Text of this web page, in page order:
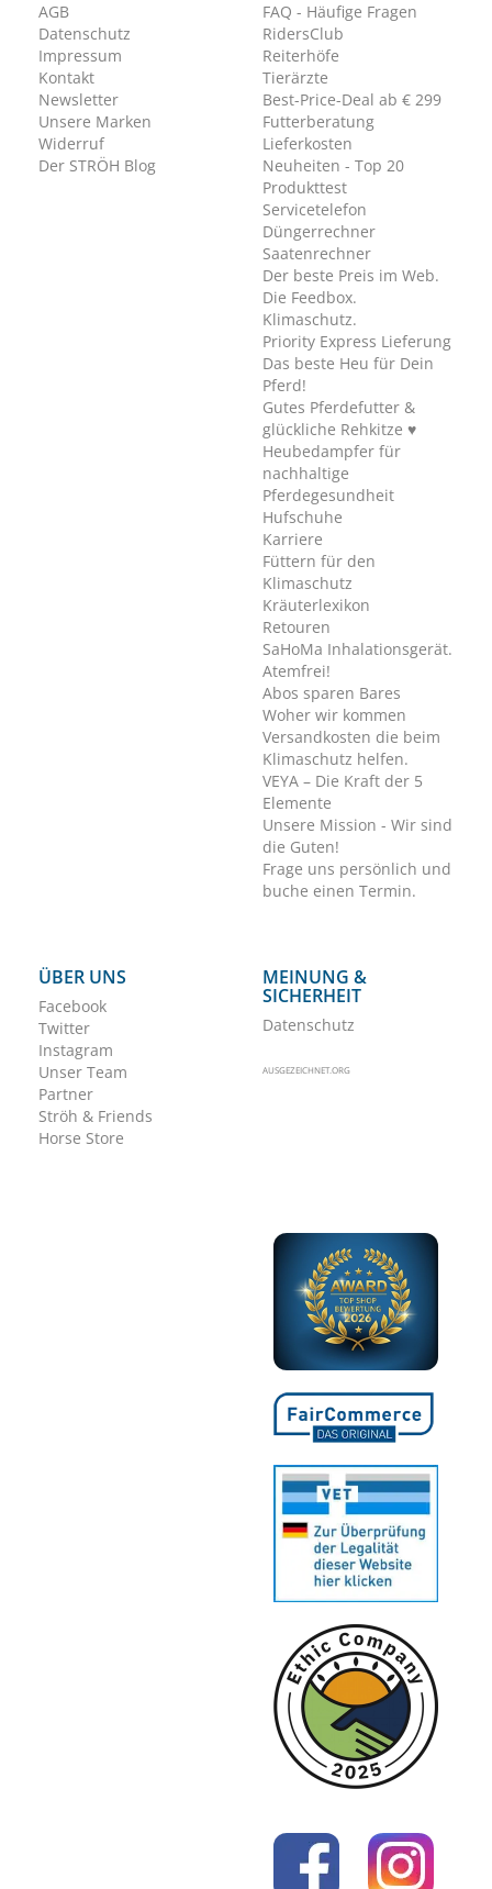
AGB
Datenschutz
Impressum
Kontakt
Newsletter
Unsere Marken
Widerruf
Der STRÖH Blog
FAQ - Häufige Fragen
RidersClub
Reiterhöfe
Tierärzte
Best-Price-Deal ab € 299
Futterberatung
Lieferkosten
Neuheiten - Top 20
Produkttest
Servicetelefon
Düngerrechner
Saatenrechner
Der beste Preis im Web.
Die Feedbox.
Klimaschutz.
Priority Express Lieferung
Das beste Heu für Dein
Pferd!
Gutes Pferdefutter &
glückliche Rehkitze ♥
Heubedampfer für
nachhaltige
Pferdegesundheit
Hufschuhe
Karriere
Füttern für den
Klimaschutz
Kräuterlexikon
Retouren
SaHoMa Inhalationsgerät.
Atemfrei!
Abos sparen Bares
Woher wir kommen
Versandkosten die beim
Klimaschutz helfen.
VEYA – Die Kraft der 5
Elemente
Unsere Mission - Wir sind
die Guten!
Frage uns persönlich und
buche einen Termin.
ÜBER UNS
Facebook
Twitter
Instagram
Unser Team
Partner
Ströh & Friends
Horse Store
MEINUNG &
SICHERHEIT
Datenschutz
AUSGEZEICHNET.ORG